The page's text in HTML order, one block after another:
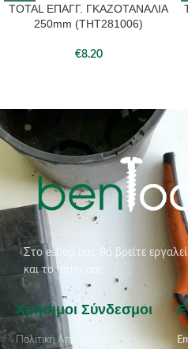
TOTAL ΕΠΑΓΓ. ΓΚΑΖΟΤΑΝΑΛΙΑ
250mm (THT281006)
€8.20
Στο eshop μας θα βρείτε
και το σπίτι σας
Χρήσιμοι Σύνδεσμοι
Πολιτική Απορρήτου